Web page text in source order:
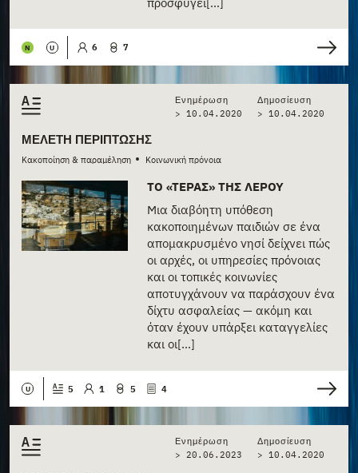
N U 6 7
ΜΕΛΈΤΗ ΠΕΡΊΠΤΩΣΗΣ
Κακοποίηση & παραμέληση • Κοινωνική πρόνοια
Ενημέρωση
> 10.04.2020
Δημοσίευση
> 10.04.2020
ΤΟ «ΤΈΡΑΣ» ΤΗΣ ΛΈΡΟΥ
Μια διαβόητη υπόθεση
κακοποιημένων παιδιών σε ένα
απομακρυσμένο νησί δείχνει πώς
οι αρχές, οι υπηρεσίες πρόνοιας
και οι τοπικές κοινωνίες
αποτυγχάνουν να παράσχουν ένα
δίχτυ ασφαλείας — ακόμη και
όταν έχουν υπάρξει καταγγελίες
και οι[...]
U 5 1 5 4
Ενημέρωση
> 20.06.2023
Δημοσίευση
> 10.04.2020